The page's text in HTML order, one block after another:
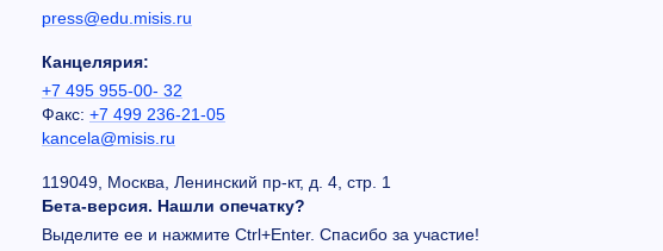
press@edu.misis.ru
Канцелярия:
+7 495 955-00- 32
Факс: +7 499 236-21-05
kancela@misis.ru
119049, Москва, Ленинский пр-кт, д. 4, стр. 1
Бета-версия. Нашли опечатку?
Выделите ее и нажмите Ctrl+Enter. Спасибо за участие!